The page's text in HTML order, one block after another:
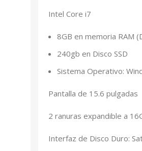
Intel Core i7
8GB en memoria RAM
240gb en Disco SSD
Sistema Operativo:
Pantalla de 15.6 pulgadas
2 ranuras expandible a
Interfaz de Disco Duro: